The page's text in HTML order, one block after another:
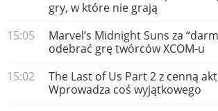
gry, w które nie grają
15:05
Marvel’s Midnight Suns za
odebrać grę twórców XCOM-u
15:02
The Last of Us Part 2 z cenną
Wprowadza coś wyjątkowego